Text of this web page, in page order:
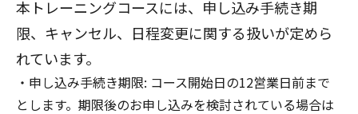
本トレーニングコースには、申し込み手続き期
限、キャンセル、日程変更に関する扱いが定めら
れています。
申し込み手続き期限: コース開始日の12営業日前まで
とします。期限後のお申し込みを検討されている場合は